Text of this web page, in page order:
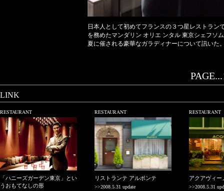
日本人として初めてフランスの３つ星レストラ
を務めたマンダリン オリエ ンタル 東京シェフソ
夏に催される豪華なガラディナーについて訊いた
PAGE...
LINK
RESTAURANT
「ハニーズガーデン東京」とい
うおもてなしの形
RESTAURANT
リストランテ アルポンテ
>>2008.5.31 update
RESTAURANT
アクアヴィー
>>2008.5.31